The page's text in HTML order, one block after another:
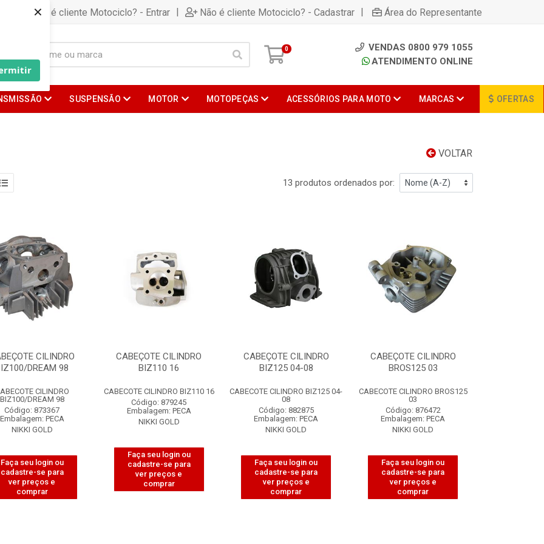
×Já é cliente Motociclo? - Entrar | Não é cliente Motociclo? - Cadastrar | Área do Representante
0
VENDAS 0800 979 1055
ATENDIMENTO ONLINE
SUSPENSÃO MOTOR MOTOPEÇAS ACESSÓRIOS PARA MOTO MARCAS OFERTAS
VOLTAR
13 produtos ordenados por:
CILINDRO
DREAM 98
CILINDRO
BIZ100/DREAM 98
Código: 873367
Embalagem: PECA
NIKKI GOLD
Faça seu login ou
cadastre-se para
ver preços e
comprar
CABEÇOTE CILINDRO
BIZ110 16
CABECOTE CILINDRO BIZ110 16
Código: 879245
Embalagem: PECA
NIKKI GOLD
Faça seu login ou
cadastre-se para
ver preços e
comprar
CABEÇOTE CILINDRO
BIZ125 04-08
CABECOTE CILINDRO BIZ125 04-
08
Código: 882875
Embalagem: PECA
NIKKI GOLD
Faça seu login ou
cadastre-se para
ver preços e
comprar
CABEÇOTE CILINDRO
BROS125 03
CABECOTE CILINDRO BROS125
03
Código: 876472
Embalagem: PECA
NIKKI GOLD
Faça seu login ou
cadastre-se para
ver preços e
comprar